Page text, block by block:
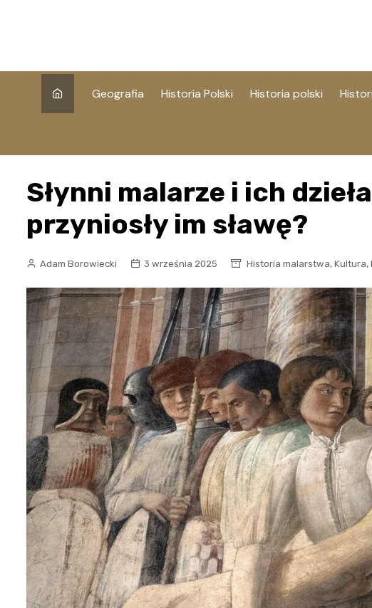
Geografia Historia Polski Historia polski
Słynni malarze i ich
przyniosły im sławę?
Adam Borowiecki 3 września 2025 Historia malarstwa, Kultura,